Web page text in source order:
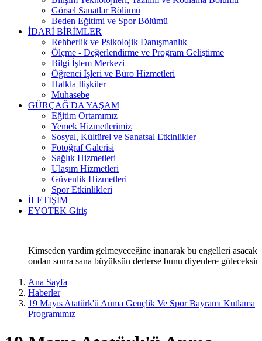
Görsel Sanatlar Bölümü
Beden Eğitimi ve Spor Bölümü
İDARİ BİRİMLER
Rehberlik ve Psikolojik Danışmanlık
Ölçme - Değerlendirme ve Program Geliştirme
Bilgi İşlem Merkezi
Öğrenci İşleri ve Büro Hizmetleri
Halkla İlişkiler
Muhasebe
GÜRÇAĞ'DA YAŞAM
Eğitim Ortamımız
Yemek Hizmetlerimiz
Sosyal, Kültürel ve Sanatsal Etkinlikler
Fotoğraf Galerisi
Sağlık Hizmetleri
Ulaşım Hizmetleri
Güvenlik Hizmetleri
Spor Etkinlikleri
İLETİŞİM
EYOTEK Giriş
Kimseden yardim gelmeyeceğine inanarak bu engelleri asacak,
ondan sonra sana büyüksün derlerse bunu diyenlere güleceksin.
Ana Sayfa
Haberler
19 Mayıs Atatürk'ü Anma Gençlik Ve Spor Bayramı Kutlama
Programımız